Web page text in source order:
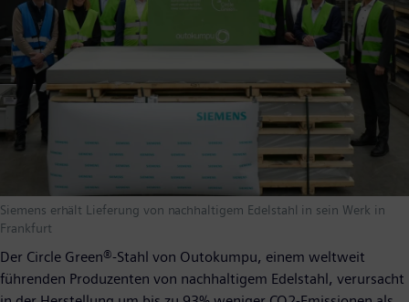
Siemens erhält Lieferung von nachhaltigem Edelstahl in sein Werk in
Frankfurt
Der Circle Green®-Stahl von Outokumpu, einem weltweit
führenden Produzenten von nachhaltigem Edelstahl, verursacht